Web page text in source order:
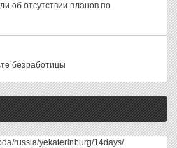
об отсутствии планов по
безработицы
russia/yekaterinburg/14days/